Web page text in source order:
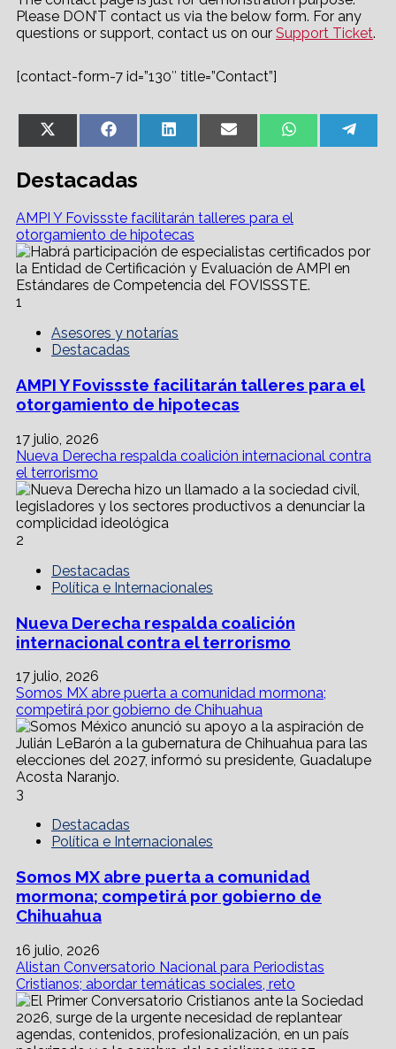
Please DON’T contact us via the below form. For any
questions or support, contact us on our Support Ticket.
[contact-form-7 id=”130″ title=”Contact”]
(Twitter)
Facebook LinkedIn WhatsApp
Destacadas
AMPI Y Fovissste facilitarán talleres para el
otorgamiento de hipotecas
1
Asesores y notarías
Destacadas
AMPI Y Fovissste facilitarán talleres para el
otorgamiento de hipotecas
17 julio, 2026
Nueva Derecha respalda coalición internacional contra
el terrorismo
2
Destacadas
Política e Internacionales
Nueva Derecha respalda coalición
internacional contra el terrorismo
17 julio, 2026
Somos MX abre puerta a comunidad mormona;
competirá por gobierno de Chihuahua
3
Destacadas
Política e Internacionales
Somos MX abre puerta a comunidad
mormona; competirá por gobierno de
Chihuahua
16 julio, 2026
Alistan Conversatorio Nacional para Periodistas
Cristianos; abordar temáticas sociales, reto